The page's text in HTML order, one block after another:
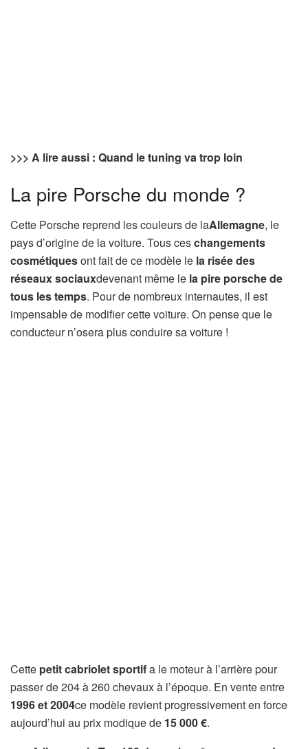
>>> A lire aussi : Quand le tuning va trop loin
La pire Porsche du monde ?
Cette Porsche reprend les couleurs de laAllemagne, le
pays d’origine de la voiture. Tous ceschangements
cosmétiquesont fait de ce modèle le la risée des
réseaux sociauxdevenant même le la pire porsche de
tous les temps. Pour de nombreux internautes, il est
impensable de modifier cette voiture. On pense que le
conducteur n’osera plus conduire sa voiture !
Cette petit cabriolet sportifa le moteur à l’arrière pour
passer de 204 à 260 chevaux à l’époque. En vente entre
1996 et 2004ce modèle revient progressivement en force
aujourd’hui au prix modique de 15 000 €.